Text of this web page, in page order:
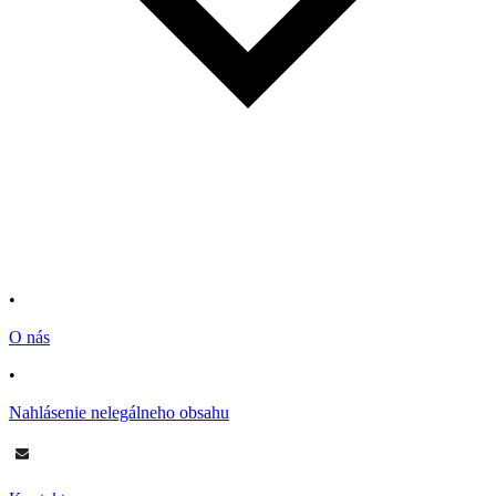
•
O nás
•
Nahlásenie nelegálneho obsahu